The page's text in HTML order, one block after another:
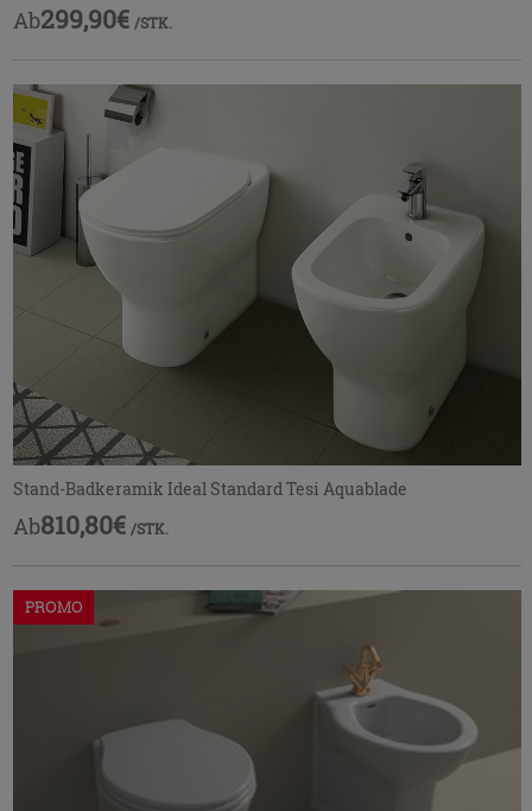
Ab299,90€ /STK.
Stand-Badkeramik Ideal Standard Tesi Aquablade
Ab810,80€ /STK.
PROMO